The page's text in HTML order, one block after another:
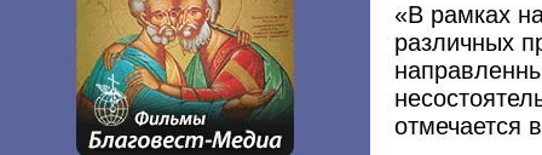
«В рамках
различных
отмечается